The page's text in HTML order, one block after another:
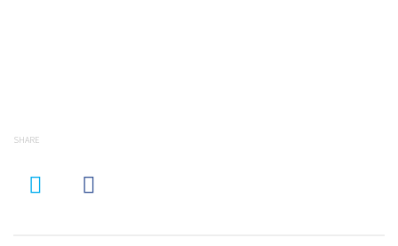
SHARE